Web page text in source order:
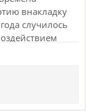
внакладку
случилось
к созданию
но тем не
и